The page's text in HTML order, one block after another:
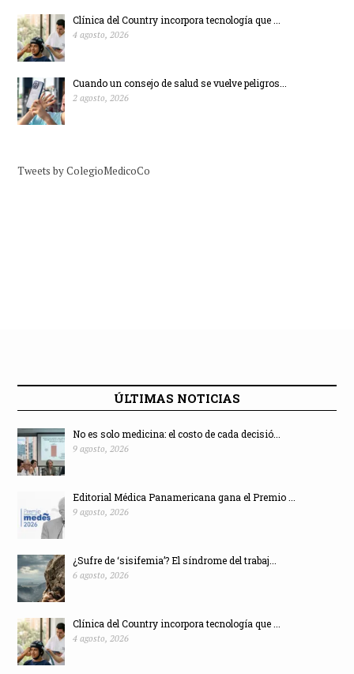
Clínica del Country incorpora tecnología que ...
4 agosto, 2026
Cuando un consejo de salud se vuelve peligros...
2 agosto, 2026
Tweets by ColegioMedicoCo
ÚLTIMAS NOTICIAS
No es solo medicina: el costo de cada decisió...
9 agosto, 2026
Editorial Médica Panamericana gana el Premio ...
9 agosto, 2026
¿Sufre de ‘sisifemia’? El síndrome del trabaj...
6 agosto, 2026
Clínica del Country incorpora tecnología que ...
4 agosto, 2026